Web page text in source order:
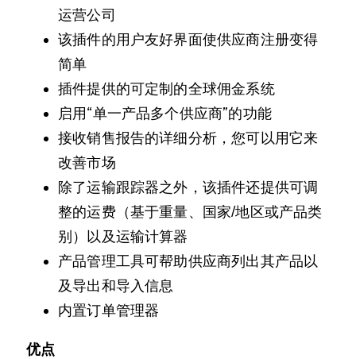
运营公司
该插件的用户友好界面使供应商注册变得
简单
插件提供的可定制的全球佣金系统
启用“单一产品多个供应商”的功能
接收销售报告的详细分析，您可以用它来
改善市场
除了运输跟踪器之外，该插件还提供可调
整的运费（基于重量、国家/地区或产品类
别）以及运输计算器
产品管理工具可帮助供应商列出其产品以
及导出和导入信息
内置订单管理器
优点